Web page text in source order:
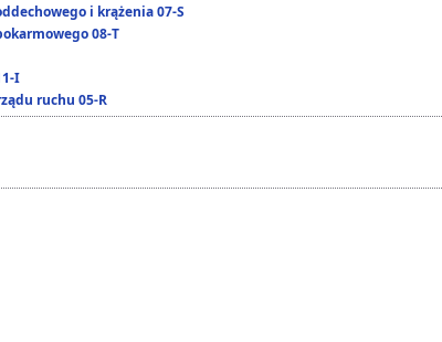
i krążenia 07-S
08-T
I
ruchu 05-R